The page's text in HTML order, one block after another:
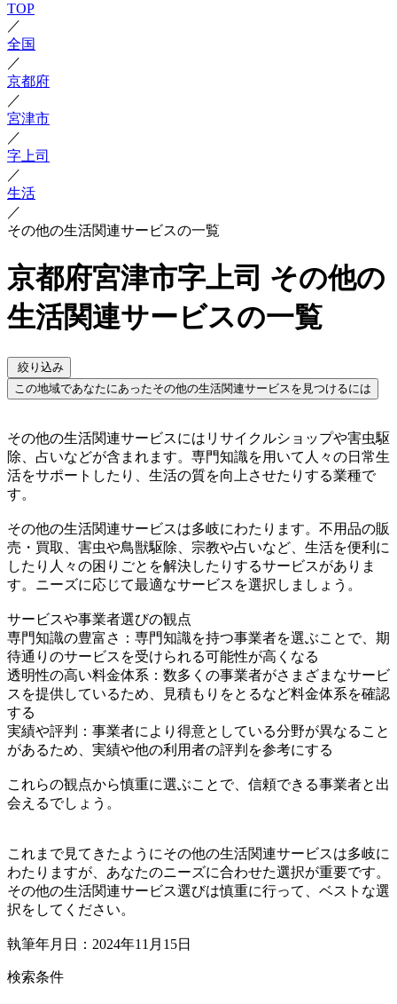
TOP
／
全国
／
京都府
／
宮津市
／
字上司
／
生活
／
その他の生活関連サービスの一覧
京都府宮津市字上司 その他の
生活関連サービスの一覧
絞り込み
この地域であなたにあったその他の生活関連サービスを見つけるには
その他の生活関連サービスにはリサイクルショップや害虫駆
除、占いなどが含まれます。専門知識を用いて人々の日常生
活をサポートしたり、生活の質を向上させたりする業種で
す。
その他の生活関連サービスは多岐にわたります。不用品の販
売・買取、害虫や鳥獣駆除、宗教や占いなど、生活を便利に
したり人々の困りごとを解決したりするサービスがありま
す。ニーズに応じて最適なサービスを選択しましょう。
サービスや事業者選びの観点
専門知識の豊富さ：専門知識を持つ事業者を選ぶことで、期
待通りのサービスを受けられる可能性が高くなる
透明性の高い料金体系：数多くの事業者がさまざまなサービ
スを提供しているため、見積もりをとるなど料金体系を確認
する
実績や評判：事業者により得意としている分野が異なること
があるため、実績や他の利用者の評判を参考にする
これらの観点から慎重に選ぶことで、信頼できる事業者と出
会えるでしょう。
これまで見てきたようにその他の生活関連サービスは多岐に
わたりますが、あなたのニーズに合わせた選択が重要です。
その他の生活関連サービス選びは慎重に行って、ベストな選
択をしてください。
執筆年月日：2024年11月15日
検索条件